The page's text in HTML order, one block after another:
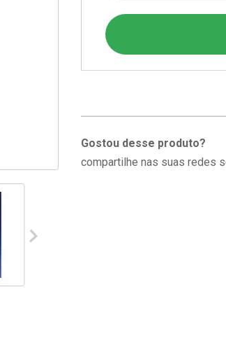
Gostou desse produto?
compartilhe nas suas redes